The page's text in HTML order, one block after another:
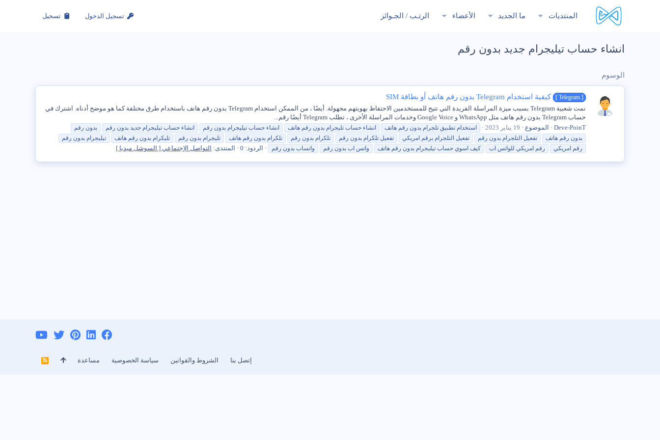
المنتديات ما الجديد الأعضاء الرتـب / الجـوائز تسجيل الدخول تسجيل
انشاء حساب تيليجرام جديد بدون رقم
الوسوم
[ Telegram ] كيفية استخدام Telegram بدون رقم هاتف أو بطاقة SIM
نمت شعبية Telegram بسبب ميزة المراسلة الفريدة التي تتيح للمستخدمين الاحتفاظ بهويتهم مجهولة. أيضًا ، من الممكن استخدام Telegram بدون رقم هاتف باستخدام طرق مختلفة كما هو موضح أدناه. اشترك في
حساب Telegram بدون رقم هاتف مثل WhatsApp و Google Voice وخدمات المراسلة الأخرى ، تطلب Telegram أيضًا رقم...
Deve-PoinT
الموضوع 19 يناير 2023 استخدام تطبيق تلجرام بدون رقم هاتف انشاء حساب تليجرام بدون رقم هاتف انشاء حساب تيليجرام بدون رقم انشاء حساب تيليجرام جديد بدون رقم بدون رقم
بدون رقم هاتف تفعيل التلجرام بدون رقم تفعيل التلجرام برقم امريكي تفعيل تلكرام بدون رقم تلكرام بدون رقم تلكرام بدون رقم هاتف تليجرام بدون رقم تليكرام بدون رقم هاتف تيليجرام بدون رقم
رقم امريكي رقم امريكي للواتس اب كيف اسوي حساب تيليجرام بدون رقم هاتف واتس اب بدون رقم واتساب بدون رقم الردود: 0 المنتدى: التواصل الإجتماعي [ السوشل ميديا ]
إتصل بنا الشروط والقوانين سياسة الخصوصية مساعدة
R